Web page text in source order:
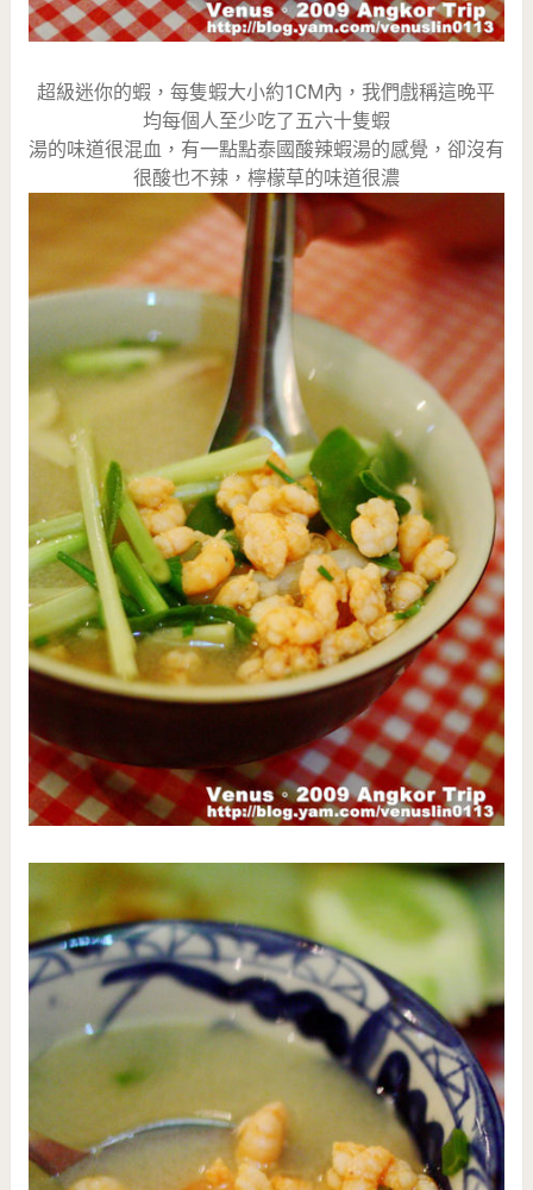
超級迷你的蝦，每隻蝦大小約1CM內，我們戲稱這晚平
均每個人至少吃了五六十隻蝦
湯的味道很混血，有一點點泰國酸辣蝦湯的感覺，卻沒有
很酸也不辣，檸檬草的味道很濃